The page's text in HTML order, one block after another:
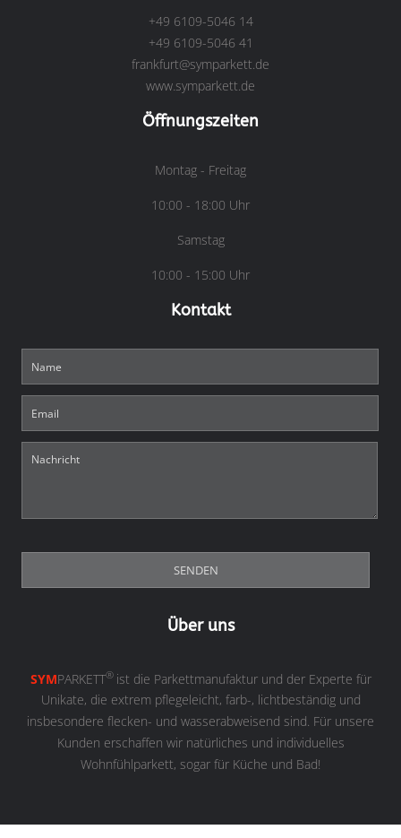
+49 6109-5046 14
+49 6109-5046 41
frankfurt@symparkett.de
www.symparkett.de
Öffnungszeiten
Montag - Freitag
10:00 - 18:00 Uhr
Samstag
10:00 - 15:00 Uhr
Kontakt
Über uns
SYMPARKETT® ist die Parkettmanufaktur und der Experte für
Unikate, die extrem pflegeleicht, farb-, lichtbeständig und
insbesondere flecken- und wasserabweisend sind. Für unsere
Kunden erschaffen wir natürliches und individuelles
Wohnfühlparkett, sogar für Küche und Bad!